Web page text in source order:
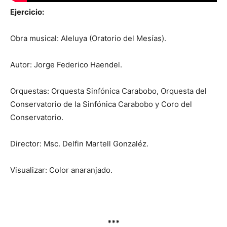
Ejercicio:
Obra musical: Aleluya (Oratorio del Mesías).
Autor: Jorge Federico Haendel.
Orquestas: Orquesta Sinfónica Carabobo, Orquesta del
Conservatorio de la Sinfónica Carabobo y Coro del
Conservatorio.
Director: Msc. Delfin Martell Gonzaléz.
Visualizar: Color anaranjado.
***